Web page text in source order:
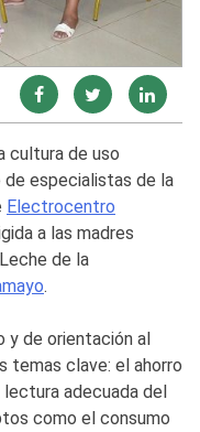
cultura de uso
de especialistas de la
Electrocentro
a las madres
de la
.
y de orientación al
temas clave: el ahorro
adecuada del
como el consumo